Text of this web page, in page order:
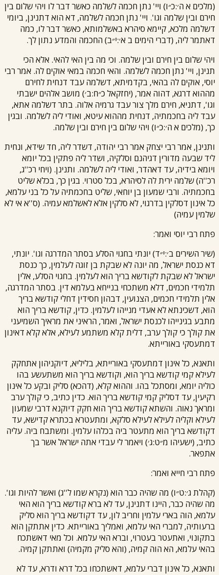
(מלכים א ה׳:כ״ו) ויי' נתן חכמה לשלמה כאשר דבר לו ויהי שלום בין
חירם ובין שלמה וגו'. ויי' נתן חכמה לשלמה, דא הוא דתנינן, ביומי
דשלמה מלכא, קיימא סיהרא באשלמותא, כאשר דבר לו, כמה
דאתמר ליה, (דברי הימים ב א׳:י״ב) החכמה והמדע נתון לך.
ויהי שלום בין חירם ובין שלמה. וכי מה בין האי להאי. אלא הכי
תנינן, ויי' נתן חכמה לשלמה. והאי חכמה במאי אוקים לה. אמררבי
יוסי, אוקים לה בהאי, בקדמיתא, דשלמה עבד דנחית לחירם
מההוא דרגא, דהוה אמר, (יחזקאל כ״ח:ב׳) מושב אלהים ישבתי
וגו', דתניא, חירם מלך צור עבד גרמיה אלוה. בתר דשלמה אתא,
עבד ליה בחכמתיה, דנחית מההוא עיטא, ואודי ליה לשלמה. ובגין
כך, (מלכים א ה׳:כ״ו) ויהי שלום בין חירם ובין שלמה.
ותנינן, אמררבי יצחק אמררבי יהודה, דשדר ליה, חד שידא, ונחית
ליד שבעה מדורין דגיהנם וסלקיה, ושדר ליה פתקין בכל יומא
ויומא בידיה, עד דאהדר, ואודי ליה לשלמה. ותנינן. (ויחי רכ''ג,
רכ''ה) שלמה ירית לה לסיהרא, בכל סטרוי. בגין כך, בכלא שליט
בחכמתיה. ורבי שמעון בן יוחאי, שליט בחכמתיה על כל בני עלמא,
כל אינון דסלקין בדרגוי, לא סלקין אלא לאשלמא עמיה. (ס''א אי לא
שלמין עמיה)
פתח רבי יוסי ואמר:
(שיר השירים ב׳:י״ד) יונתי בחגוי הסלע בסתר המדרגה וגו'. יונתי,
דא כנסת ישראל, מה יונה לא שבקת בן זוגה לעלמין, כך כנסת
ישראל לא שבקת לקודשא בריך הוא לעלמין. בחגוי הסלע, אלין
תלמידי חכמים, דלא משתכחי בנייחא בעלמא דין. בסתר המדרגה,
אלין תלמידי חכמים, הצנועין, דבהון חסידין דחלי קודשא בריך
הוא, דשכינתא לא אעדי מנייהו לעלמין. כדין, קודשא בריך הוא
מתבע בגינייהו לכנסת ישראל, ואמר, הראיני את מראיך השמיעני
את קולך כי קולך ערב, דלית קלא משתמע לעילא, אלא קלא דאינון
דמתעסקי באורייתא.
ותאנא, כל אינון דמתעסקי באורייתא, בליליא, דיוקניהון אתחקק
לעילא קמי קודשא בריך הוא, וקודשא בריך הוא משתעשע בהו
כוליה יומא, ומסתכל בהו. וההוא קלא, (דהכא) סליק ובקע כל אינון
רקיעין, עד דסליק קמי קודשא בריך הוא. כדין כתיב, כי קולך ערב
ומראך נאוה. והשתא קודשא בריך הוא חקק דיוקנא דרבי שמעון
לעילא וקליה לעילא לעילא סלקא, ומתעטרא בכתרא קדישא, עד
דקודשא בריך הוא מתעטר ביה בכלהו עלמין. ומשתבח ביה. עליה
כתיב, (ישעיהו מ״ט:ג׳) ויאמר לי עבדי אתה ישראל אשר בך
אתפאר.
פתח רבי חייא ואמר:
(קהלת ג׳:ט״ו) מה שהיה כבר הוא (נקרא שמו ל''ג) ואשר להיות וגו'.
מה שהיה כבר, היינו דתנינן, עד לא ברא קודשא בריך הוא האי
עלמא, הוה בארי עלמין וחריב לון, עד דקודשא בריך הוא סליק
ברעותיה, למברי האי עלמא, ואמליך באורייתא. כדין אתתקן הוא
בתקונוי, ואתעטר בעטרוי, וברא האי עלמא. וכל מאי דאשתכח
בהאי עלמא, הא הוה קמיה, (והא סליק מקמיה) ואתתקן קמיה.
ותאנא, כל אינון דברי עלמא, דאשתכחו בכל דרא ודרא, עד לא